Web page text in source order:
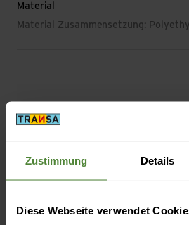
Zustimmung Details
Diese Webseite verwendet
Material
Material Zusammensetzung:
Beschreibung
Spezifikation